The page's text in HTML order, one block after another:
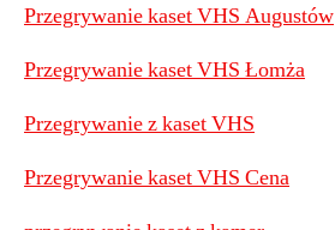
Przegrywanie kaset VHS Augustów
Przegrywanie kaset VHS Łomża
Przegrywanie z kaset VHS
Przegrywanie kaset VHS Cena